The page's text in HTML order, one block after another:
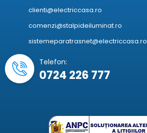
clienti@electriccasa.ro
comenzi@stalpideiluminat.ro
sistemeparatrasnet@electriccasa.ro
Telefon:
0724 226 777